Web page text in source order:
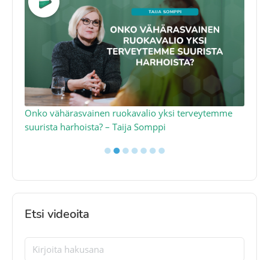
Onko vähärasvainen ruokavalio yksi terveytemme
suurista harhoista? – Taija Somppi
●●●●●●●
Etsi videoita